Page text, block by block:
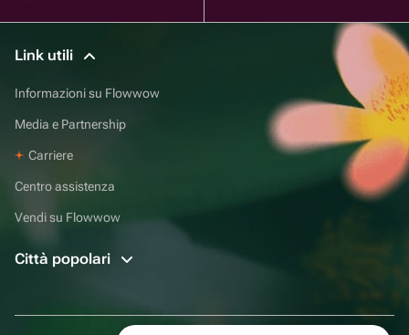
Link utili
Informazioni su Flowwow
Media e Partnership
Carriere
Centro assistenza
Vendi su Flowwow
Città popolari